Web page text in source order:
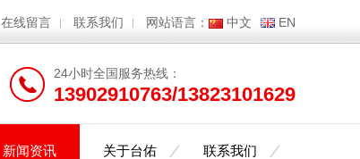
在线留言 联系我们 网站语言： 中文 EN
24小时全国服务热线：
13902910763/13823101629
新闻资讯 关于台佑 联系我们